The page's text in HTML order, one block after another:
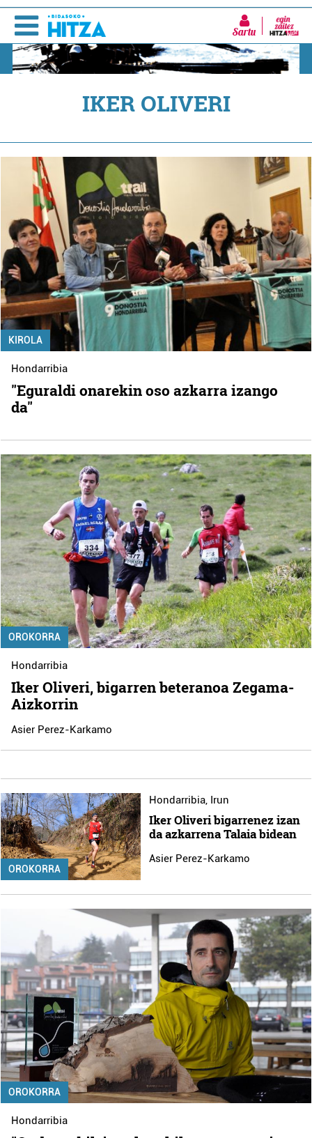
Sartu
IKER OLIVERI
KIROLA
Hondarribia
"Eguraldi onarekin oso azkarra izango
da"
OROKORRA
Hondarribia
Iker Oliveri, bigarren beteranoa Zegama-
Aizkorrin
Asier Perez-Karkamo
OROKORRA
Hondarribia, Irun
Iker Oliveri bigarrenez izan
da azkarrena Talaia bidean
Asier Perez-Karkamo
OROKORRA
Hondarribia